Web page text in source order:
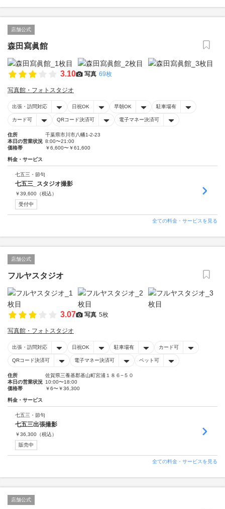
店舗公式
森田寫眞館
3.10 写真 69枚
写真館・フォトスタジオ
出張・訪問対応 日祝OK 早朝OK 駐車場有
カード可 QRコード決済可 電子マネー決済可
住所
千葉県市川市八幡1-2-23
本日の営業状況 8:00〜21:00
価格帯
￥6,600〜￥61,600
料金・サービス
七五三・節句
七五三_スタジオ撮影
￥39,600 （税込）
受付中
全ての料金・サービスを見る
店舗公式
フルヤスタジオ
3.07 写真 5枚
写真館・フォトスタジオ
出張・訪問対応 日祝OK 駐車場有 カード可
QRコード決済可 電子マネー決済可 ペット可
住所
佐賀県三養基郡基山町宮浦１８６−５０
本日の営業状況 10:00〜18:00
価格帯
￥6〜￥36,300
料金・サービス
七五三・節句
七五三出張撮影
￥36,300 （税込）
販売中
全ての料金・サービスを見る
店舗公式